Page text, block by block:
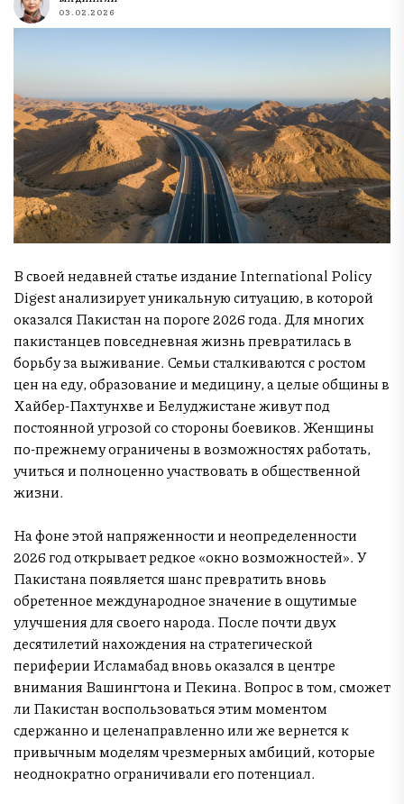
03.02.2026
В своей недавней статье издание International Policy
Digest анализирует уникальную ситуацию, в которой
оказался Пакистан на пороге 2026 года. Для многих
пакистанцев повседневная жизнь превратилась в
борьбу за выживание. Семьи сталкиваются с ростом
цен на еду, образование и медицину, а целые общины в
Хайбер-Пахтунхве и Белуджистане живут под
постоянной угрозой со стороны боевиков. Женщины
по-прежнему ограничены в возможностях работать,
учиться и полноценно участвовать в общественной
жизни.
На фоне этой напряженности и неопределенности
2026 год открывает редкое «окно возможностей». У
Пакистана появляется шанс превратить вновь
обретенное международное значение в ощутимые
улучшения для своего народа. После почти двух
десятилетий нахождения на стратегической
периферии Исламабад вновь оказался в центре
внимания Вашингтона и Пекина. Вопрос в том, сможет
ли Пакистан воспользоваться этим моментом
сдержанно и целенаправленно или же вернется к
привычным моделям чрезмерных амбиций, которые
неоднократно ограничивали его потенциал.